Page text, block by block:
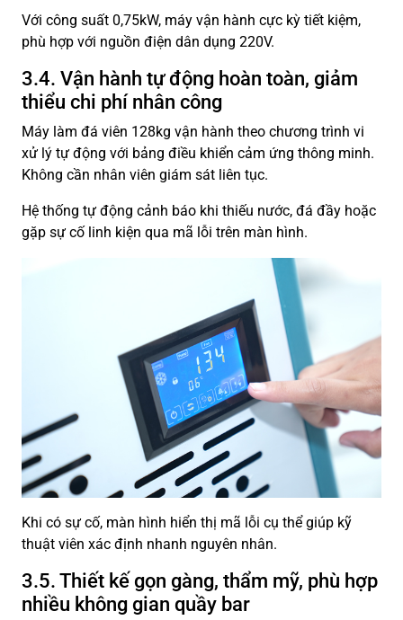
Với công suất 0,75kW, máy vận hành cực kỳ tiết kiệm,
phù hợp với nguồn điện dân dụng 220V.
3.4. Vận hành tự động hoàn toàn, giảm
thiểu chi phí nhân công
Máy làm đá viên 128kg vận hành theo chương trình vi
xử lý tự động với bảng điều khiển cảm ứng thông minh.
Không cần nhân viên giám sát liên tục.
Hệ thống tự động cảnh báo khi thiếu nước, đá đầy hoặc
gặp sự cố linh kiện qua mã lỗi trên màn hình.
Khi có sự cố, màn hình hiển thị mã lỗi cụ thể giúp kỹ
thuật viên xác định nhanh nguyên nhân.
3.5. Thiết kế gọn gàng, thẩm mỹ, phù hợp
nhiều không gian quầy bar